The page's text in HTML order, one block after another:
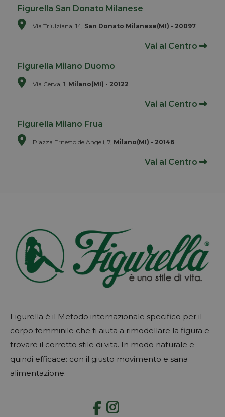
Figurella San Donato Milanese
Via Triulziana, 14, San Donato Milanese(MI) - 20097
Vai al Centro
Figurella Milano Duomo
Via Cerva, 1, Milano(MI) - 20122
Vai al Centro
Figurella Milano Frua
Piazza Ernesto de Angeli, 7, Milano(MI) - 20146
Vai al Centro
Figurella è il Metodo internazionale specifico per il
corpo femminile che ti aiuta a rimodellare la figura e
trovare il corretto stile di vita. In modo naturale e
quindi efficace: con il giusto movimento e sana
alimentazione.
Instagram